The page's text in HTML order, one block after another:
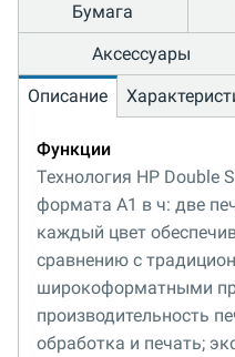
Бумага
Аксессуары
Описание
Функции
Технология HP Double
формата A1 в ч: две
каждый цвет
сравнению с
широкоформатными
производительность
обработка и печать;